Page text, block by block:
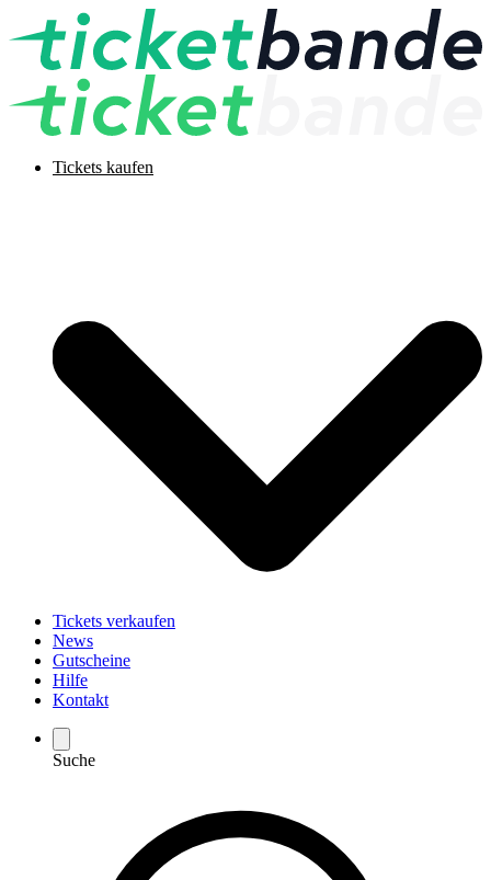
Tickets kaufen
Tickets verkaufen
News
Gutscheine
Hilfe
Kontakt
Suche